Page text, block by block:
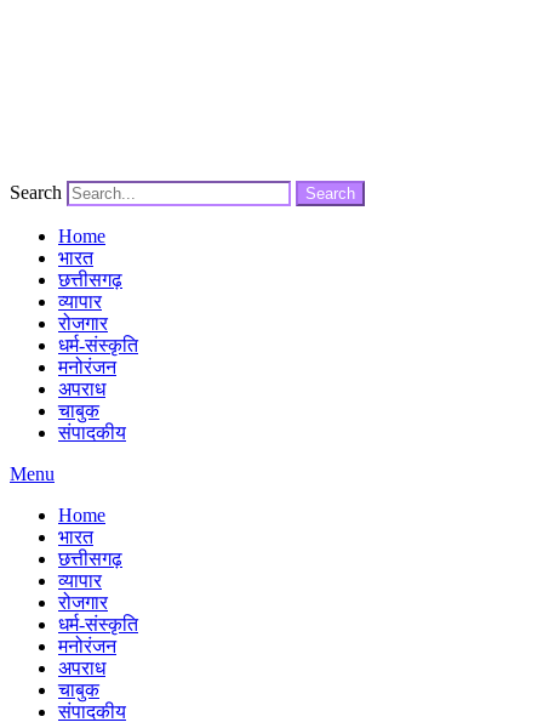
Search Search
Home
भारत
छत्तीसगढ़
व्यापार
रोजगार
धर्म-संस्कृति
मनोरंजन
अपराध
चाबुक
संपादकीय
Menu
Home
भारत
छत्तीसगढ़
व्यापार
रोजगार
धर्म-संस्कृति
मनोरंजन
अपराध
चाबुक
संपादकीय